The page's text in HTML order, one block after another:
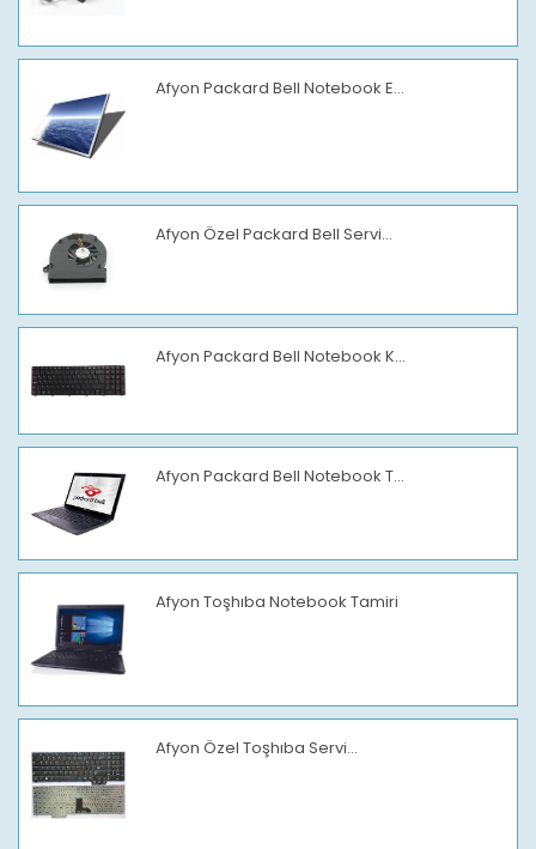
Afyon Packard Bell Notebook E...
Afyon Özel Packard Bell Servi...
Afyon Packard Bell Notebook K...
Afyon Packard Bell Notebook T...
Afyon Toşhıba Notebook Tamiri
Afyon Özel Toşhıba Servi...